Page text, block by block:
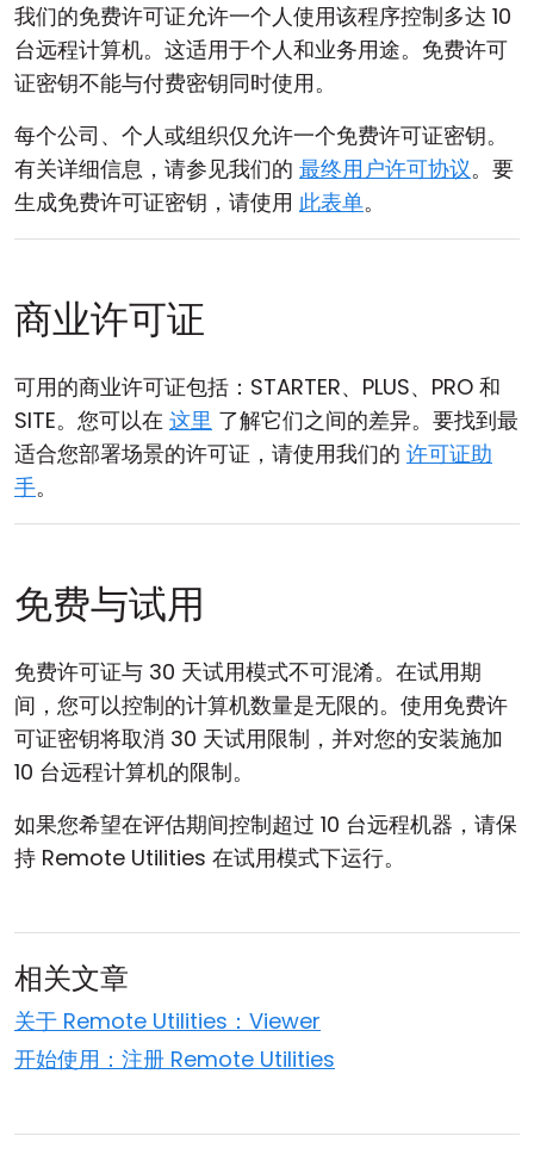
我们的免费许可证允许一个人使用该程序控制多达 10
台远程计算机。这适用于个人和业务用途。免费许可
证密钥不能与付费密钥同时使用。
每个公司、个人或组织仅允许一个免费许可证密钥。
有关详细信息，请参见我们的 最终用户许可协议。要
生成免费许可证密钥，请使用 此表单。
商业许可证
可用的商业许可证包括：STARTER、PLUS、PRO 和
SITE。您可以在 这里 了解它们之间的差异。要找到最
适合您部署场景的许可证，请使用我们的 许可证助
手。
免费与试用
免费许可证与 30 天试用模式不可混淆。在试用期
间，您可以控制的计算机数量是无限的。使用免费许
可证密钥将取消 30 天试用限制，并对您的安装施加
10 台远程计算机的限制。
如果您希望在评估期间控制超过 10 台远程机器，请保
持 Remote Utilities 在试用模式下运行。
相关文章
关于 Remote Utilities：Viewer
开始使用：注册 Remote Utilities